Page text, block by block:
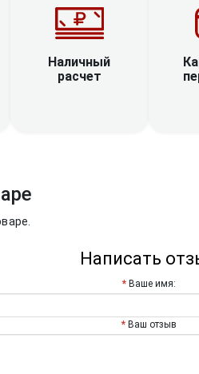
Наличный
расчет
Написать
Ваше имя:
Ваш отзыв